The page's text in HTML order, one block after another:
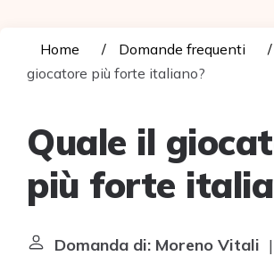
Home Domande frequenti
giocatore più forte italiano?
Quale il
più forte
Domanda di: Moreno Vitali